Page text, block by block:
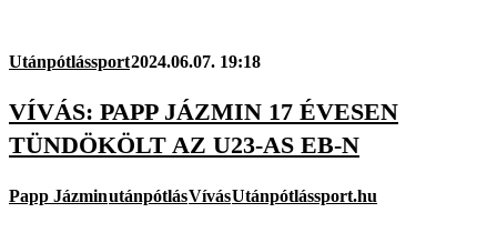
Utánpótlássport2024.06.07. 19:18
VÍVÁS: PAPP JÁZMIN 17 ÉVESEN
TÜNDÖKÖLT AZ U23-AS EB-N
Papp JázminutánpótlásVívásUtánpótlássport.hu